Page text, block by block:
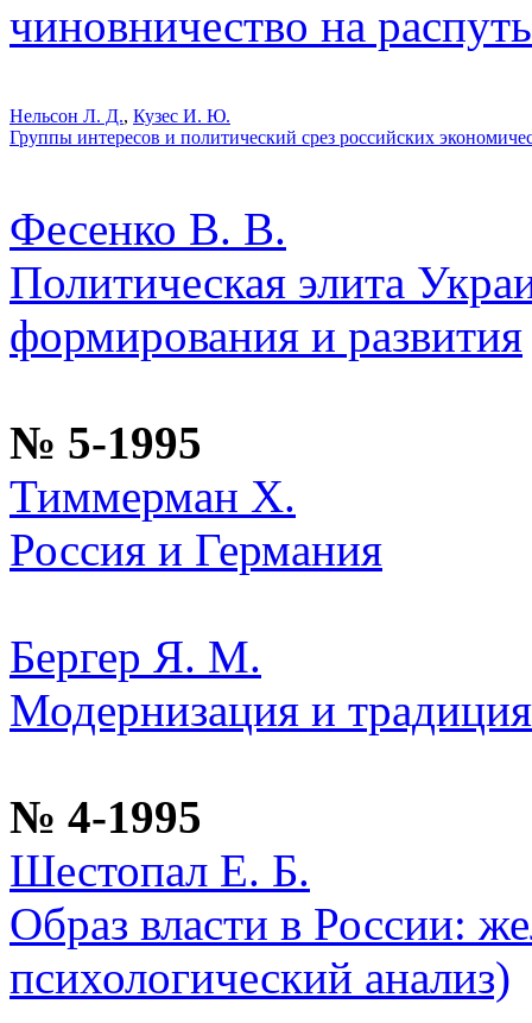
чиновничество на
Нельсон Л. Д., Кузес И. Ю.
Группы интересов и политический срез российских
Фесенко В. В.
Политическая элита
формирования и развития
№ 5-1995
Тиммерман Х.
Россия и Германия
Бергер Я. М.
Модернизация и
№ 4-1995
Шестопал Е. Б.
Образ власти в России:
психологический анализ)